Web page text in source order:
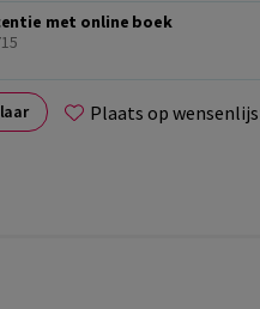
met online boek
Plaats op